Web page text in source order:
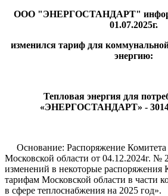
ООО "ЭНЕРГОСТАНДАРТ"
01.07.2025г.
изменился тариф для
энергию:
Тепловая энергия для
«ЭНЕРГОСТАНДАРТ» -
Основание: Распоряжение
Московской области от 04.12.2024г. №
изменений в некоторые распоряжения
тарифам Московской области в части
в сфере теплоснабжения на 2025 год».